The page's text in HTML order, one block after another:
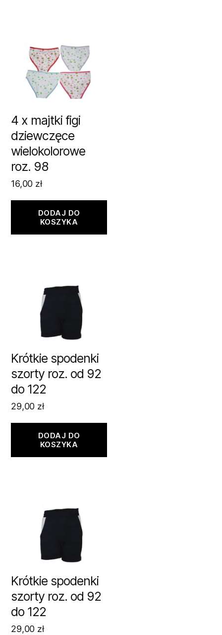
4 x majtki figi
dziewczęce
wielokolorowe
roz. 98
16,00 zł
DODAJ DO
KOSZYKA
Krótkie spodenki
szorty roz. od 92
do 122
29,00 zł
DODAJ DO
KOSZYKA
Krótkie spodenki
szorty roz. od 92
do 122
29,00 zł